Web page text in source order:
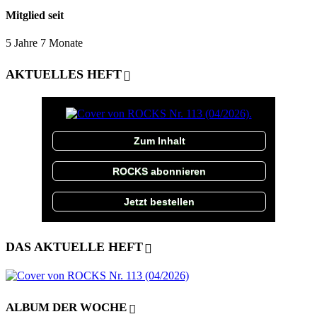
Mitglied seit
5 Jahre 7 Monate
AKTUELLES HEFT
Zum Inhalt
ROCKS abonnieren
Jetzt bestellen
DAS AKTUELLE HEFT
ALBUM DER WOCHE